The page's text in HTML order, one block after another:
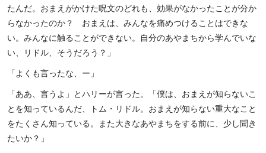
たんだ。おまえがかけた呪文のどれも、効果がなかったことが分か
らなかったのか？ おまえは、みんなを痛めつけることはできな
い。みんなに触ることができない。自分のあやまちから学んでいな
い、リドル、そうだろう？」
「よくも言ったな、ー」
「ああ、言うよ」とハリーが言った。「僕は、おまえが知らないこ
とを知っているんだ、トム・リドル。おまえが知らない重大なこと
をたくさん知っている。また大きなあやまちをする前に、少し聞き
たいか？」